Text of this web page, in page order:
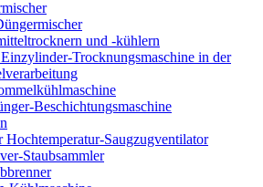
und -kühlern
Trocknungsmaschine in der
Beschichtungsmaschine
Hochtemperatur-Saugzugventilator
Staubsammler